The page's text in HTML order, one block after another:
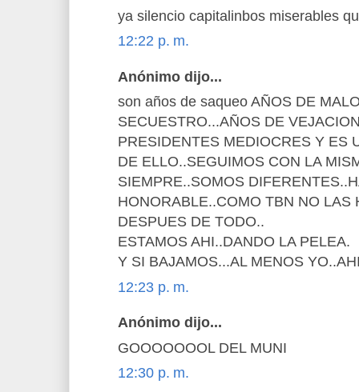
ya silencio capitalinbos miserables
12:22 p. m.
Anónimo dijo...
son años de saqueo AÑOS DE
SECUESTRO...AÑOS DE
PRESIDENTES MEDIOCRES Y ES
DE ELLO..SEGUIMOS CON LA
SIEMPRE..SOMOS
HONORABLE..COMO TBN NO LAS
DESPUES DE TODO..
ESTAMOS AHI..DANDO LA PELEA.
Y SI BAJAMOS...AL MENOS
12:23 p. m.
Anónimo dijo...
GOOOOOOOL DEL MUNI
12:30 p. m.